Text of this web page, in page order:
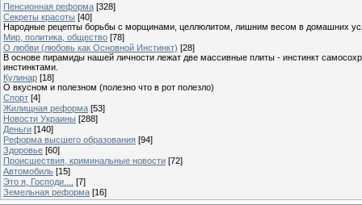
Пенсионная реформа [328]
Секреты красоты [40]
Народные рецепты борьбы с морщинами, целлюлитом, лишним весом в домашних
Мир, политика, общество [78]
О любви (любовь как Основной Инстинкт) [28]
В основе пирамиды нашей личности лежат две массивные плиты - инстинкт
инстинктами.
Кулинар [18]
О вкусном и полезном (полезно что в рот полезло)
Спорт [4]
Жилищная реформа [53]
Новости Украины [288]
Деньги [140]
Реформа высшего образования [94]
Здоровье [60]
Происшествия, криминальные новости [72]
Автомобиль [15]
Это я, Господи....
[7]
Земельная реформа [16]